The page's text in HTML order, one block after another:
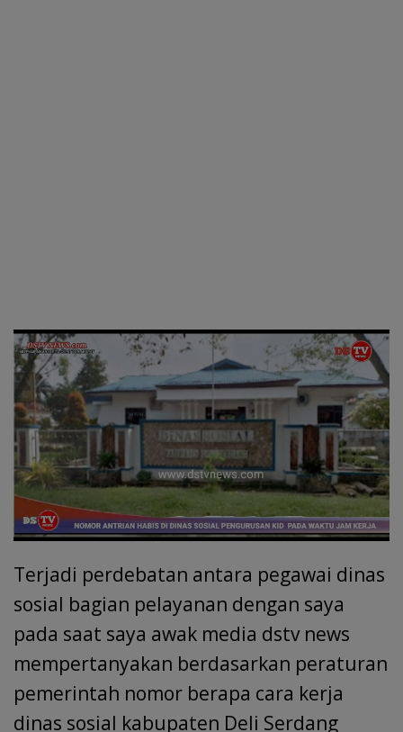
Terjadi perdebatan antara pegawai dinas
sosial bagian pelayanan dengan saya
pada saat saya awak media dstv news
mempertanyakan berdasarkan peraturan
pemerintah nomor berapa cara kerja
dinas sosial kabupaten Deli Serdang